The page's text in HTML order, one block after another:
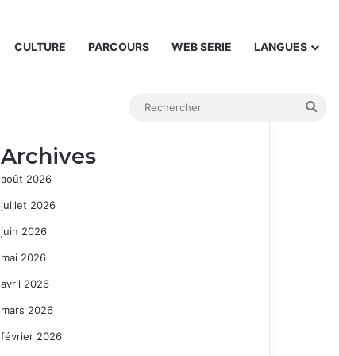
CULTURE PARCOURS WEB SERIE LANGUES
Archives
août 2026
juillet 2026
juin 2026
mai 2026
avril 2026
mars 2026
février 2026